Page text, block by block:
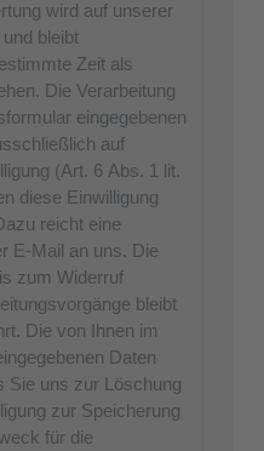
wird auf unserer
bleibt
Zeit als
Die Verarbeitung
eingegebenen
auf
(Art. 6 Abs. 1 lit.
diese Einwilligung
reicht eine
E-Mail an uns. Die
zum Widerruf
bleibt
Die von Ihnen im
Daten
Sie uns zur Löschung
zur Speicherung
für die